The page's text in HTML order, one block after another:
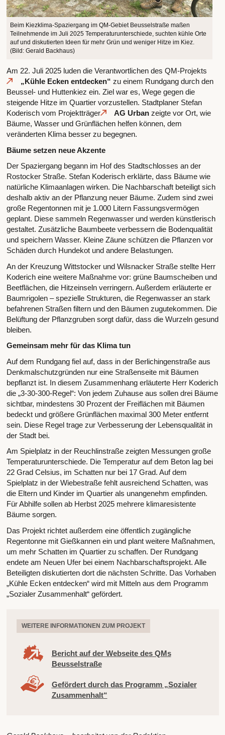
Beim Kiezklima-Spaziergang im QM-Gebiet Beusselstraße maßen
Teilnehmende im Juli 2025 Temperaturunterschiede, suchten kühle Orte
auf und diskutierten Ideen für mehr Grün und weniger Hitze im Kiez.
(Bild: Gerald Backhaus)
Am 22. Juli 2025 luden die Verantwortlichen des QM-Projekts
„Kühle Ecken entdecken“ zu einem Rundgang durch den
Beussel- und Huttenkiez ein. Ziel war es, Wege gegen die
steigende Hitze im Quartier vorzustellen. Stadtplaner Stefan
Koderisch vom Projektträger
AG Urban zeigte vor Ort, wie
Bäume, Wasser und Grünflächen helfen können, dem
veränderten Klima besser zu begegnen.
Bäume setzen neue Akzente
Der Spaziergang begann im Hof des Stadtschlosses an der
Rostocker Straße. Stefan Koderisch erklärte, dass Bäume wie
natürliche Klimaanlagen wirken. Die Nachbarschaft beteiligt sich
deshalb aktiv an der Pflanzung neuer Bäume. Zudem sind zwei
große Regentonnen mit je 1.000 Litern Fassungsvermögen
geplant. Diese sammeln Regenwasser und werden künstlerisch
gestaltet. Zusätzliche Baumbeete verbessern die Bodenqualität
und speichern Wasser. Kleine Zäune schützen die Pflanzen vor
Schäden durch Hundekot und andere Belastungen.
An der Kreuzung Wittstocker und Wilsnacker Straße stellte Herr
Koderich eine weitere Maßnahme vor: grüne Baumscheiben und
Beetflächen, die Hitzeinseln verringern. Außerdem erläuterte er
Baumrigolen – spezielle Strukturen, die Regenwasser an stark
befahrenen Straßen filtern und den Bäumen zugutekommen. Die
Belüftung der Pflanzgruben sorgt dafür, dass die Wurzeln gesund
bleiben.
Gemeinsam mehr für das Klima tun
Auf dem Rundgang fiel auf, dass in der Berlichingenstraße aus
Denkmalschutzgründen nur eine Straßenseite mit Bäumen
bepflanzt ist. In diesem Zusammenhang erläuterte Herr Koderich
die „3-30-300-Regel“: Von jedem Zuhause aus sollen drei Bäume
sichtbar, mindestens 30 Prozent der Freiflächen mit Bäumen
bedeckt und größere Grünflächen maximal 300 Meter entfernt
sein. Diese Regel trage zur Verbesserung der Lebensqualität in
der Stadt bei.
Am Spielplatz in der Reuchlinstraße zeigten Messungen große
Temperaturunterschiede. Die Temperatur auf dem Beton lag bei
22 Grad Celsius, im Schatten nur bei 17 Grad. Auf dem
Spielplatz in der Wiebestraße fehlt ausreichend Schatten, was
die Eltern und Kinder im Quartier als unangenehm empfinden.
Für Abhilfe sollen ab Herbst 2025 mehrere klimaresistente
Bäume sorgen.
Das Projekt richtet außerdem eine öffentlich zugängliche
Regentonne mit Gießkannen ein und plant weitere Maßnahmen,
um mehr Schatten im Quartier zu schaffen. Der Rundgang
endete am Neuen Ufer bei einem Nachbarschaftsprojekt. Alle
Beteiligten diskutierten dort die nächsten Schritte. Das Vorhaben
„Kühle Ecken entdecken“ wird mit Mitteln aus dem Programm
„Sozialer Zusammenhalt“ gefördert.
WEITERE INFORMATIONEN ZUM PROJEKT
Bericht auf der Webseite des QMs
Beusselstraße
Gefördert durch das Programm „Sozialer
Zusammenhalt“